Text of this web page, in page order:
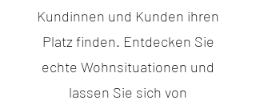
Kundinnen und Kunden ihren
Platz finden. Entdecken Sie
echte Wohnsituationen und
lassen Sie sich von